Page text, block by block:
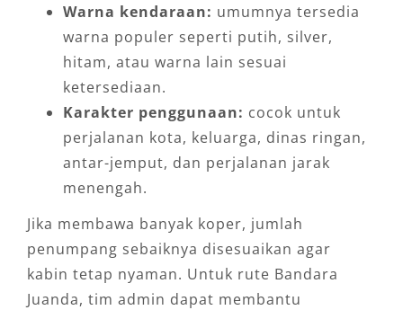
Warna kendaraan: umumnya tersedia
warna populer seperti putih, silver,
hitam, atau warna lain sesuai
ketersediaan.
Karakter penggunaan: cocok untuk
perjalanan kota, keluarga, dinas ringan,
antar-jemput, dan perjalanan jarak
menengah.
Jika membawa banyak koper, jumlah
penumpang sebaiknya disesuaikan agar
kabin tetap nyaman. Untuk rute Bandara
Juanda, tim admin dapat membantu